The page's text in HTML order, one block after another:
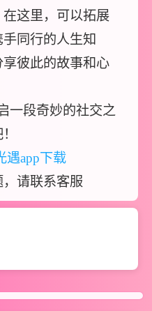
这里，可以拓展
同行的人生知
彼此的故事和心
一段奇妙的社交之
遇app下载